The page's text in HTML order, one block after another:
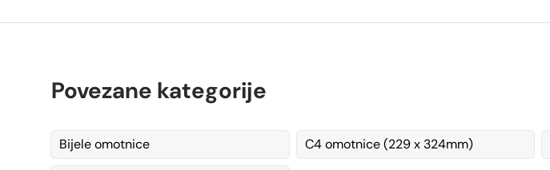
Povezane kategorije
Bijele omotnice C4 omotnice (229 x 324mm)